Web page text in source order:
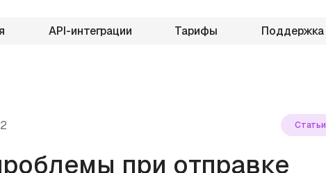
API-интеграции Тарифы Поддержка
Статьи
при отправке